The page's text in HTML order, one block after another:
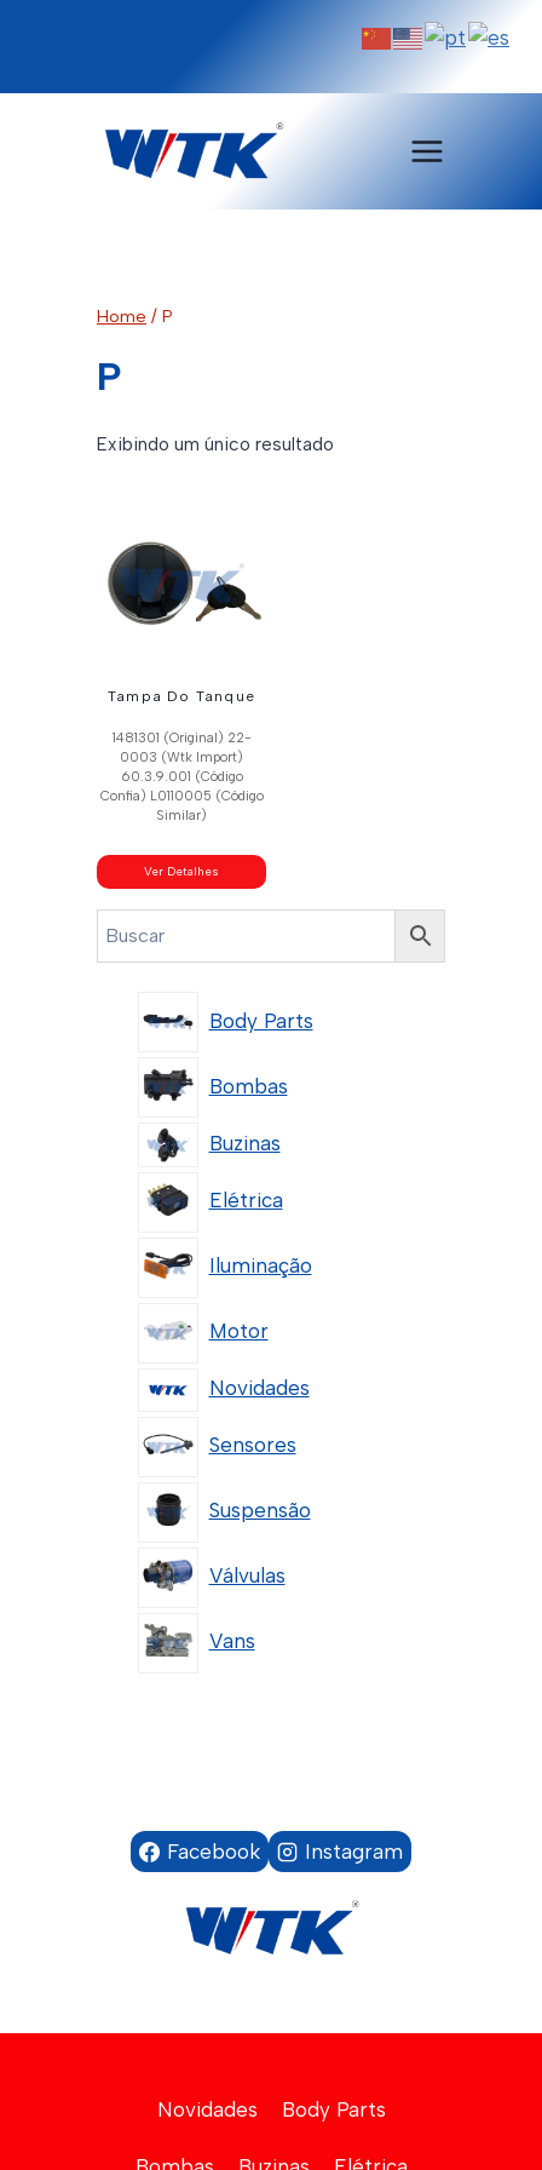
Home / P
P
Exibindo um único resultado
Tampa Do Tanque
1481301 (Original) 22-
0003 (Wtk Import)
60.3.9.001 (Código
Confia) L0110005 (Código
Similar)
Ver Detalhes
Body Parts
Bombas
Buzinas
Elétrica
Iluminação
Motor
Novidades
Sensores
Suspensão
Válvulas
Vans
Facebook Instagram
Novidades Body Parts